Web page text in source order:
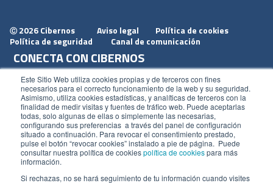
Este Sitio Web utiliza cookies propias y de terceros con fines
necesarios para el correcto funcionamiento de la web y su seguridad.
Asimismo, utiliza cookies estadísticas, y analíticas de terceros con la
finalidad de medir visitas y fuentes de tráfico web. Puede aceptarlas
todas, solo algunas de ellas o simplemente las necesarias,
configurando sus preferencias a través del panel de configuración
situado a continuación. Para revocar el consentimiento prestado,
pulse el botón “revocar cookies” instalado a pie de página. Puede
consultar nuestra política de cookiespolítica de cookiespara más
información.
Si rechazas, no se hará seguimiento de tu información cuando visites
Ⓒ 2026 Cibernos Aviso legal
Política de cookies
Política de seguridad
Canal de comunicación
CONECTA CON CIBERNOS
Únete a nosotros
Dónde estamos
Conoce nuestro blog
ACCESOS